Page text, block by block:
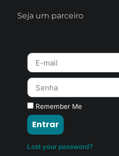
Seja um parceiro
Remember Me
Entrar
Lost your password?